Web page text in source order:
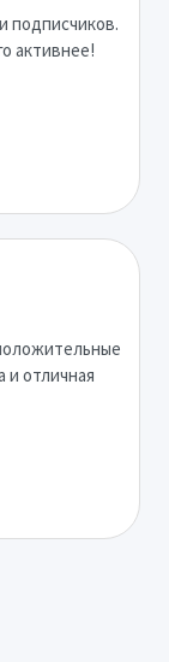
подписчиков.
активнее!
и отличная